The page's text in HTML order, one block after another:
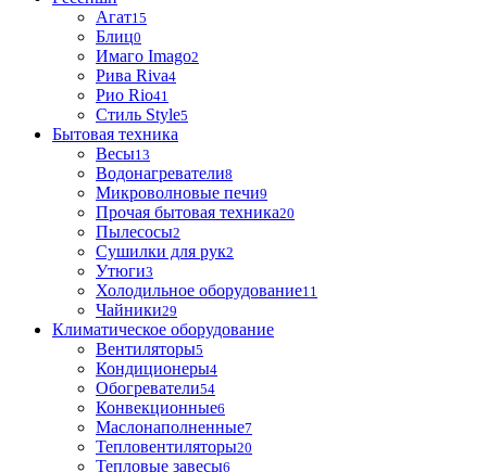
Агат15
Блиц0
Имаго Imago2
Рива Riva4
Рио Rio41
Стиль Style5
Бытовая техника
Весы13
Водонагреватели8
Микроволновые печи9
Прочая бытовая техника20
Пылесосы2
Сушилки для рук2
Утюги3
Холодильное оборудование11
Чайники29
Климатическое оборудование
Вентиляторы5
Кондиционеры4
Обогреватели54
Конвекционные6
Маслонаполненные7
Тепловентиляторы20
Тепловые завесы6